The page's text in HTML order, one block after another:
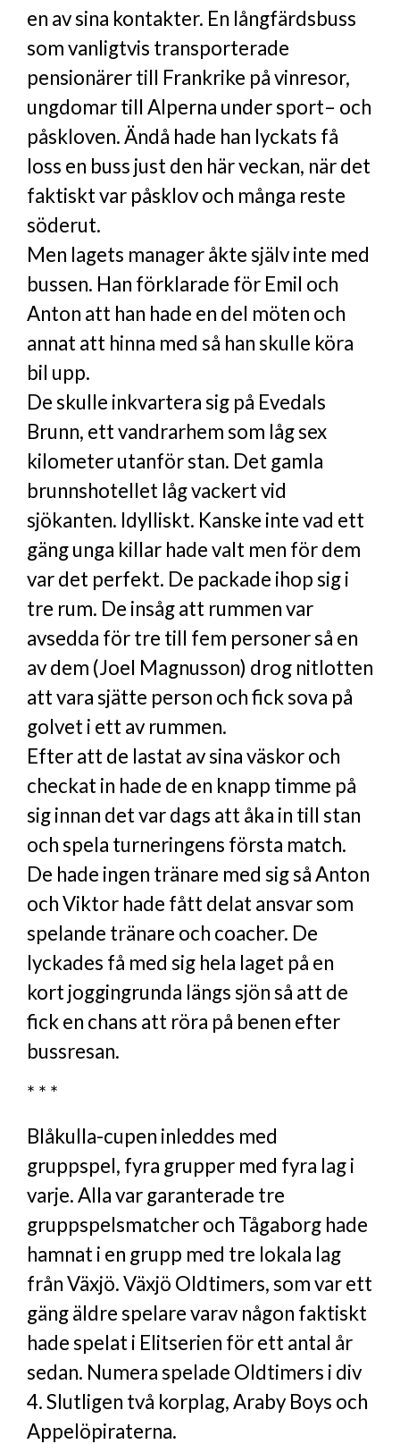
en av sina kontakter. En långfärdsbuss
som vanligtvis transporterade
pensionärer till Frankrike på vinresor,
ungdomar till Alperna under sport– och
påskloven. Ändå hade han lyckats få
loss en buss just den här veckan, när det
faktiskt var påsklov och många reste
söderut.
Men lagets manager åkte själv inte med
bussen. Han förklarade för Emil och
Anton att han hade en del möten och
annat att hinna med så han skulle köra
bil upp.
De skulle inkvartera sig på Evedals
Brunn, ett vandrarhem som låg sex
kilometer utanför stan. Det gamla
brunnshotellet låg vackert vid
sjökanten. Idylliskt. Kanske inte vad ett
gäng unga killar hade valt men för dem
var det perfekt. De packade ihop sig i
tre rum. De insåg att rummen var
avsedda för tre till fem personer så en
av dem (Joel Magnusson) drog nitlotten
att vara sjätte person och fick sova på
golvet i ett av rummen.
Efter att de lastat av sina väskor och
checkat in hade de en knapp timme på
sig innan det var dags att åka in till stan
och spela turneringens första match.
De hade ingen tränare med sig så Anton
och Viktor hade fått delat ansvar som
spelande tränare och coacher. De
lyckades få med sig hela laget på en
kort joggingrunda längs sjön så att de
fick en chans att röra på benen efter
bussresan.
* * *
Blåkulla-cupen inleddes med
gruppspel, fyra grupper med fyra lag i
varje. Alla var garanterade tre
gruppspelsmatcher och Tågaborg hade
hamnat i en grupp med tre lokala lag
från Växjö. Växjö Oldtimers, som var ett
gäng äldre spelare varav någon faktiskt
hade spelat i Elitserien för ett antal år
sedan. Numera spelade Oldtimers i div
4. Slutligen två korplag, Araby Boys och
Appelöpiraterna.